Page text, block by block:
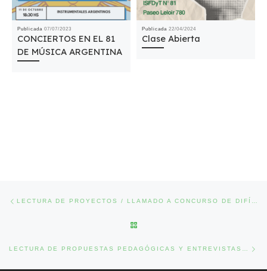
Publicada 07/07/2023
CONCIERTOS EN EL 81
DE MÚSICA ARGENTINA
Publicada 22/04/2024
Clase Abierta